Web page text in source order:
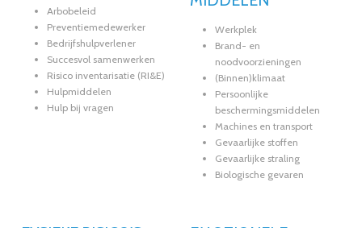
Arbobeleid
Preventiemedewerker
Bedrijfshulpverlener
Succesvol samenwerken
Risico inventarisatie (RI&E)
Hulpmiddelen
Hulp bij vragen
Werkplek
Brand- en
noodvoorzieningen
(Binnen)klimaat
Persoonlijke
beschermingsmiddelen
Machines en transport
Gevaarlijke stoffen
Gevaarlijke straling
Biologische gevaren